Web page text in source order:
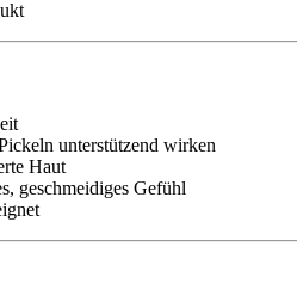
unterstützend wirken
Haut
geschmeidiges Gefühl